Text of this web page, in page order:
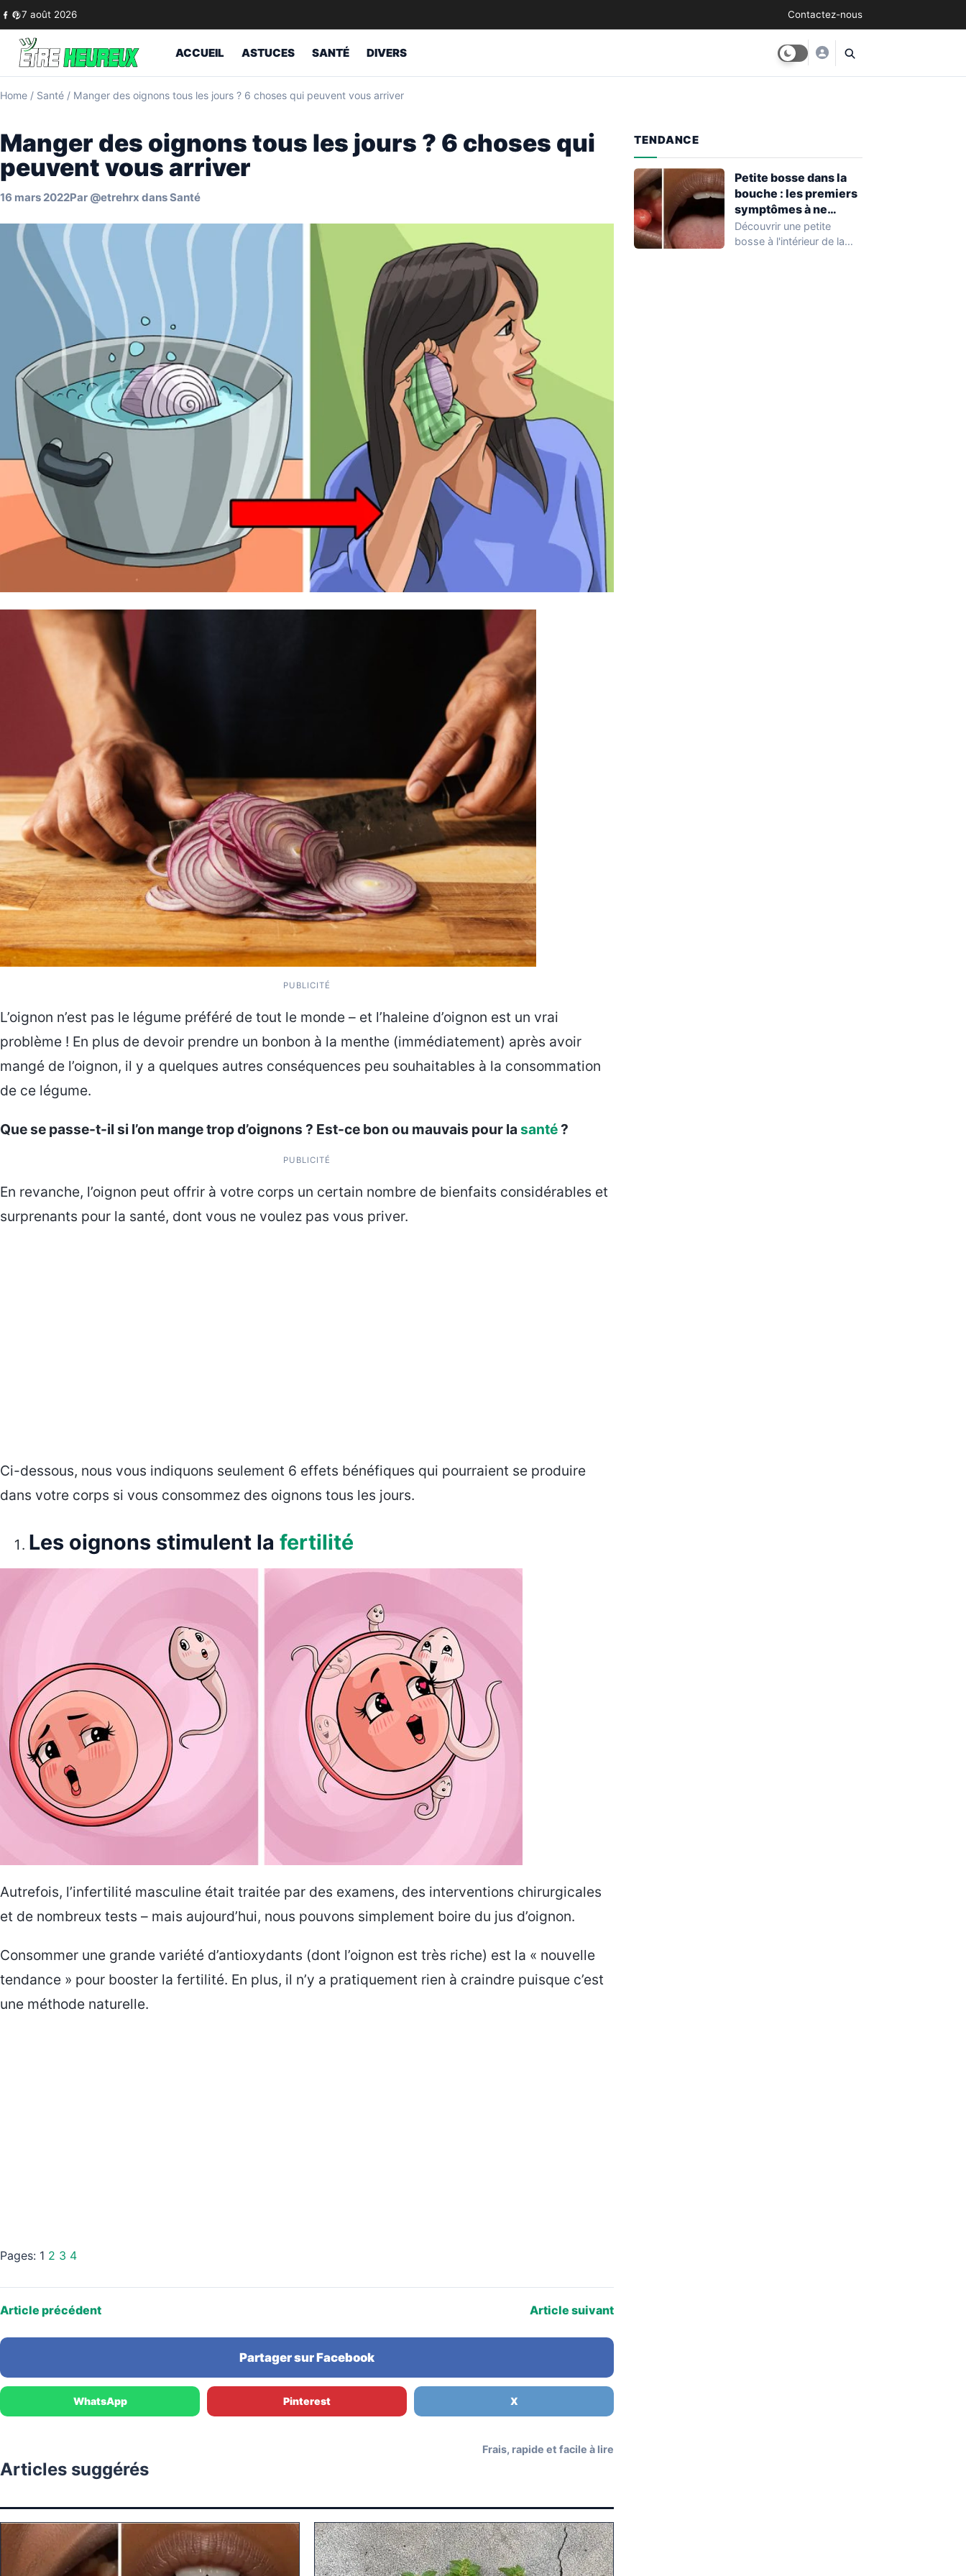
Skip to content
7 août 2026 Contactez-nous
ACCUEIL ASTUCES SANTÉ DIVERS
Home / Santé / Manger des oignons tous les jours ? 6 choses qui peuvent vous arriver
Manger des oignons tous les jours ? 6 choses qui
peuvent vous arriver
16 mars 2022Par @etrehrx dansSanté
PUBLICITÉ
L’oignon n’est pas le légume préféré de tout le monde – et l’haleine d’oignon est un vrai
problème ! En plus de devoir prendre un bonbon à la menthe (immédiatement) après avoir
mangé de l’oignon, il y a quelques autres conséquences peu souhaitables à la consommation
de ce légume.
Que se passe-t-il si l’on mange trop d’oignons ? Est-ce bon ou mauvais pour la santé?
PUBLICITÉ
En revanche, l’oignon peut offrir à votre corps un certain nombre de bienfaits considérables et
surprenants pour la santé, dont vous ne voulez pas vous priver.
Ci-dessous, nous vous indiquons seulement 6 effets bénéfiques qui pourraient se produire
dans votre corps si vous consommez des oignons tous les jours.
Les oignons stimulent la fertilité
Autrefois, l’infertilité masculine était traitée par des examens, des interventions chirurgicales
et de nombreux tests – mais aujourd’hui, nous pouvons simplement boire du jus d’oignon.
Consommer une grande variété d’antioxydants (dont l’oignon est très riche) est la « nouvelle
tendance » pour booster la fertilité. En plus, il n’y a pratiquement rien à craindre puisque c’est
une méthode naturelle.
Pages: 1 2 3 4
Article précédent Article suivant
Partager sur Facebook
WhatsApp Pinterest X
Articles suggérés
Frais, rapide et facile à lire
TENDANCE
Petite bosse dans la
bouche : les premiers
symptômes à ne
surtout pas ignorer
Découvrir une petite
bosse à l'intérieur de la